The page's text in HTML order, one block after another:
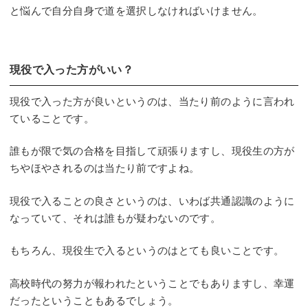
と悩んで自分自身で道を選択しなければいけません。
現役で入った方がいい？
現役で入った方が良いというのは、当たり前のように言われ
ていることです。
誰もが限で気の合格を目指して頑張りますし、現役生の方が
ちやほやされるのは当たり前ですよね。
現役で入ることの良さというのは、いわば共通認識のように
なっていて、それは誰もが疑わないのです。
もちろん、現役生で入るというのはとても良いことです。
高校時代の努力が報われたということでもありますし、幸運
だったということもあるでしょう。